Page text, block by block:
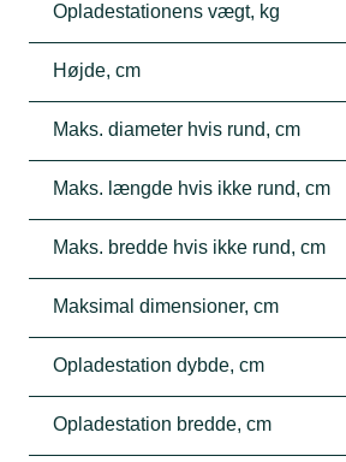
Opladestationens vægt, kg
Højde, cm
Maks. diameter hvis rund, cm
Maks. længde hvis ikke rund, cm
Maks. bredde hvis ikke rund, cm
Maksimal dimensioner, cm
Opladestation dybde, cm
Opladestation bredde, cm